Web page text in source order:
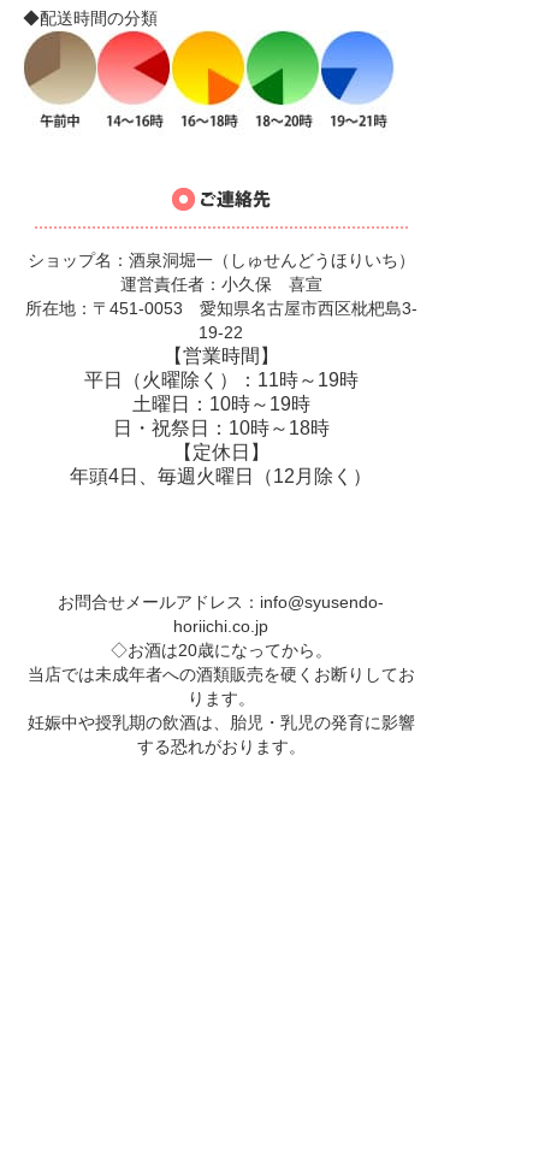
◆配送時間の分類
ショップ名：酒泉洞堀一（しゅせんどうほりいち）
運営責任者：小久保 喜宣
所在地：〒451-0053 愛知県名古屋市西区枇杷島3-
19-22
【営業時間】
平日（火曜除く）：11時～19時
土曜日：10時～19時
日・祝祭日：10時～18時
【定休日】
年頭4日、毎週火曜日（12月除く）
お問合せメールアドレス： info@syusendo-
horiichi.co.jp
◇お酒は20歳になってから。
当店では未成年者への酒類販売を硬くお断りしてお
ります。
妊娠中や授乳期の飲酒は、胎児・乳児の発育に影響
する恐れがおります。